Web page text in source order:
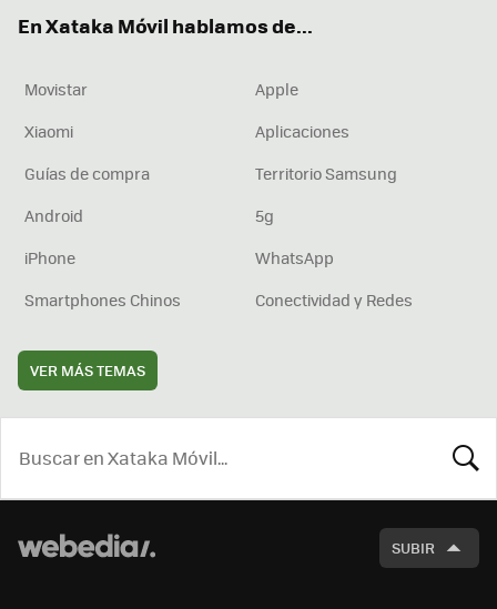
En Xataka Móvil hablamos de...
Movistar
Apple
Xiaomi
Aplicaciones
Guías de compra
Territorio Samsung
Android
5g
iPhone
WhatsApp
Smartphones Chinos
Conectividad y Redes
VER MÁS TEMAS
SUBIR